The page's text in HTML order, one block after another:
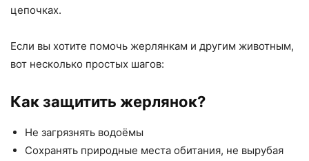
цепочках.
Если вы хотите помочь жерлянкам и другим животным,
вот несколько простых шагов:
Как защитить жерлянок?
Не загрязнять водоёмы
Сохранять природные места обитания, не вырубая